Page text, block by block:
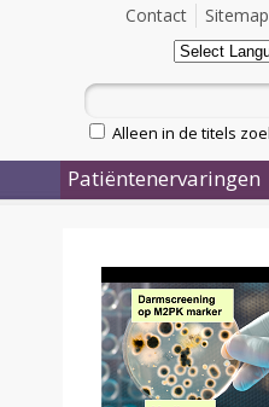
Sitemap
Contact
Alleen in de titels
Patiëntenervaringen